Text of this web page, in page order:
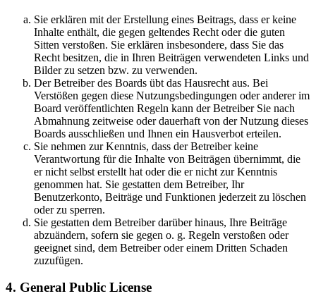
Sie erklären mit der Erstellung eines Beitrags, dass er keine
Inhalte enthält, die gegen geltendes Recht oder die guten
Sitten verstoßen. Sie erklären insbesondere, dass Sie das
Recht besitzen, die in Ihren Beiträgen verwendeten Links und
Bilder zu setzen bzw. zu verwenden.
Der Betreiber des Boards übt das Hausrecht aus. Bei
Verstößen gegen diese Nutzungsbedingungen oder anderer im
Board veröffentlichten Regeln kann der Betreiber Sie nach
Abmahnung zeitweise oder dauerhaft von der Nutzung dieses
Boards ausschließen und Ihnen ein Hausverbot erteilen.
Sie nehmen zur Kenntnis, dass der Betreiber keine
Verantwortung für die Inhalte von Beiträgen übernimmt, die
er nicht selbst erstellt hat oder die er nicht zur Kenntnis
genommen hat. Sie gestatten dem Betreiber, Ihr
Benutzerkonto, Beiträge und Funktionen jederzeit zu löschen
oder zu sperren.
Sie gestatten dem Betreiber darüber hinaus, Ihre Beiträge
abzuändern, sofern sie gegen o. g. Regeln verstoßen oder
geeignet sind, dem Betreiber oder einem Dritten Schaden
zuzufügen.
4. General Public License